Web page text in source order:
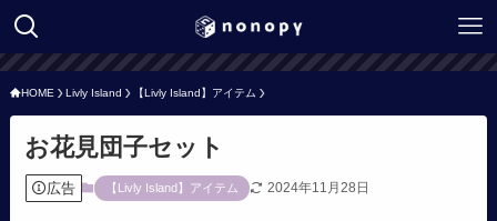
HOME Livly Island 【Livly Island】アイテム
お花見団子セット
広告 【Livly Island】アイテム 2024年11月28日